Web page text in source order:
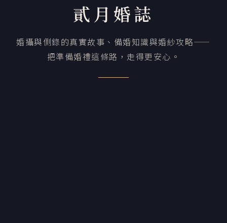
貳月婚誌
婚攝與側錄的真實故事、備婚知識與婚紗攻略——
把準備婚禮這條路，走得更安心。